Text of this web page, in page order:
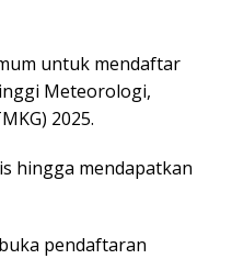
untuk mendaftar
Meteorologi,
2025.
hingga mendapatkan
pendaftaran